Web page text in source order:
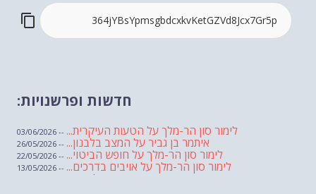
חדשות ופרשנויות:
לימור סון הר-מלך על הטעות העיקרית... -- 03/06/2026
איתמר בן גביר על המצב בלבנון... -- 26/05/2026
לימור סון הר-מלך על חופש הביטוי... -- 22/05/2026
לימור סון הר-מלך על אויבים בדרכים... -- 13/05/2026
שבועת אמונים לדעאש